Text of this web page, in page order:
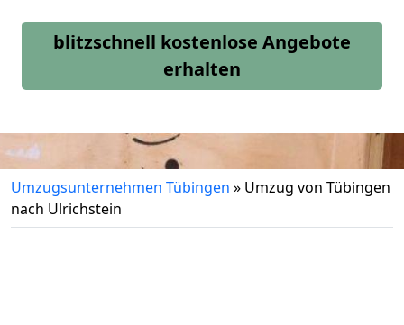
blitzschnell kostenlose Angebote
erhalten
Umzugsunternehmen Tübingen » Umzug von Tübingen
nach Ulrichstein